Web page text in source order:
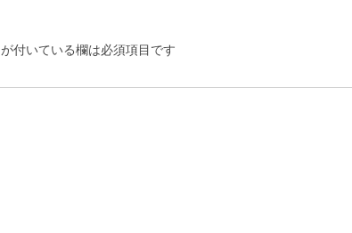
が付いている欄は必須項目です